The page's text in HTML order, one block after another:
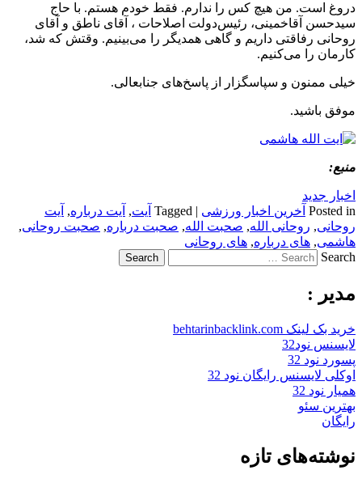
دروغ است. من هیچ کس را ندارم. فقط خودم هستم. با حاج
سیدحسن آقاخمینی، رئیس‌دولت اصلاحات ، آقای ناطق و آقای
روحانی رفاقتی داریم و گاهی همدیگر را می‌بینیم. وقتش که شد،
کارمان را می‌کنیم.
خیلی ممنون و سپاسگزار از پاسخ‌های جنابعالی.
موفق باشید.
منبع:
اخبار جدید
Posted in آخرین اخبار ورزشی |
Tagged آیت, آیت درباره, آیت
روحانی, روحانی الله, صحبت الله, صحبت درباره, صحبت روحانی,
هاشمی, های درباره, های روحانی
Search
مدیر :
خرید بک لینک behtarinbacklink.com
لایسنس نود32
پسورد نود 32
اوکلی لایسنس رایگان نود 32
همیار نود 32
بهترین سئو
رایگان
نوشته‌های تازه